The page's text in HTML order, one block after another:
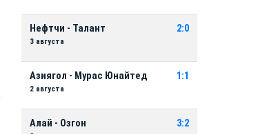
Нефтчи - Талант
3 августа
2:0
Азиягол - Мурас Юнайтед
2 августа
1:1
Алай - Озгон 3:2